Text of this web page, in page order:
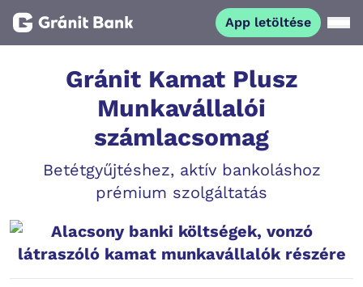
App letöltése
Magánszemélyeknek
Vállalkozásoknak
Fiataloknak
Befektetőknek
Gránit Kamat Plusz
Munkavállalói
számlacsomag
Betétgyűjtéshez, aktív bankoláshoz
prémium szolgáltatás
Alacsony banki költségek, vonzó
látraszóló kamat munkavállalók részére